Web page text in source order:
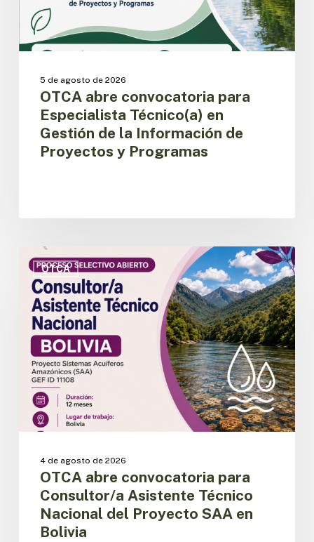
Información
de
Programas
5 de agosto de 2026
OTCA abre convocatoria para
Especialista Técnico(a) en
Gestión de la Información de
Proyectos y Programas
OTCA
OTCA
abre
convocatoria
para
Consultor/a
Asistente
Técnico
Nacional
del
Proyecto
SAA
4 de agosto de 2026
OTCA abre convocatoria para
Consultor/a Asistente Técnico
Nacional del Proyecto SAA en
Bolivia